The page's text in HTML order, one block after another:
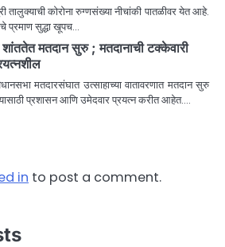
तालुक्याची कोरोना रुग्णसंख्या नीचांकी पातळीवर येत आहे.
प्रमाण सुद्धा खूपच…
मतदान सुरु ; मतदानाची टक्केवारी
मतदारसंघात उत्साहाच्या वातावरणात मतदान सुरु
प्रशासन आणि उमेदवार प्रयत्न करीत आहेत.…
in to post a comment.